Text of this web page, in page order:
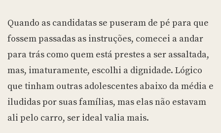
Quando as candidatas se puseram de pé para que
fossem passadas as instruções, comecei a andar
para trás como quem está prestes a ser assaltada,
mas, imaturamente, escolhi a dignidade. Lógico
que tinham outras adolescentes abaixo da média e
iludidas por suas famílias, mas elas não estavam
ali pelo carro, ser ideal valia mais.